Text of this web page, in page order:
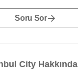
Soru Sor
City Hakkında